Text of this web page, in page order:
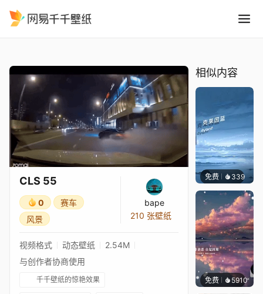
CLS 55
0
赛车
风景
bape
210 张壁纸
视频格式 动态壁纸
2.54M
与创作者协商使用
千千壁纸的惊艳效果
相似内容
免费 339冰茶Ln
免费 5910冰茶